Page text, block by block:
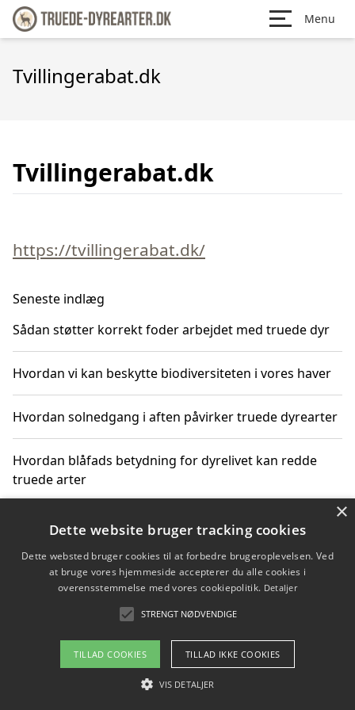
Menu
Tvillingerabat.dk
Tvillingerabat.dk
https://tvillingerabat.dk/
Seneste indlæg
Sådan støtter korrekt foder arbejdet med truede dyr
Hvordan vi kan beskytte biodiversiteten i vores haver
Hvordan solnedgang i aften påvirker truede dyrearter
Hvordan blåfads betydning for dyrelivet kan redde
truede arter
Hvordan kan gaver til unge voksne støtte bevarelsen
Copyright 2026 - Pilanto Aps
Om / kontakt
Blog Betingelser
×
Dette website bruger tracking cookies
Dette websted bruger cookies til at forbedre brugeroplevelsen. Ved
at bruge vores hjemmeside accepterer du alle cookies i
overensstemmelse med vores cookiepolitik. Detaljer
STRENGT NØDVENDIGE
TILLAD COOKIES TILLAD IKKE COOKIES
VIS DETALJER